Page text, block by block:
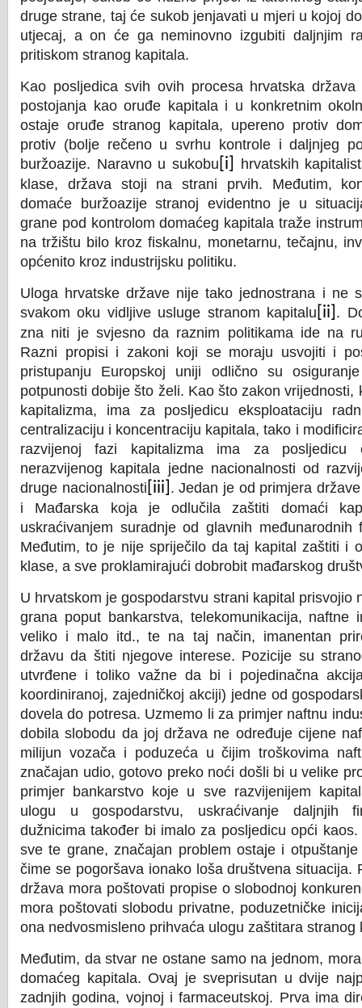
druge strane, taj će sukob jenjavati u mjeri u kojoj
utjecaj, a on će ga neminovno izgubiti daljnjim
pritiskom stranog kapitala.
Kao posljedica svih ovih procesa hrvatska
postojanja kao oruđe kapitala i u konkretnim
ostaje oruđe stranog kapitala, upereno protiv
protiv (bolje rečeno u svrhu kontrole i daljnjeg
buržoazije. Naravno u sukobu [i]
hrvatskih
klase, država stoji na strani prvih. Međutim,
domaće buržoazije stranoj evidentno je u
grane pod kontrolom domaćeg kapitala traže
na tržištu bilo kroz fiskalnu, monetarnu, tečajnu,
općenito kroz industrijsku politiku.
Uloga hrvatske države nije tako jednostrana i ne
svakom oku vidljive usluge stranom kapitalu [ii] .
zna niti je svjesno da raznim politikama ide na
Razni propisi i zakoni koji se moraju usvojiti i
pristupanju Europskoj uniji odlično su
potpunosti dobije što želi. Kao što zakon vrijednosti,
kapitalizma, ima za posljedicu eksploataciju
centralizaciju i koncentraciju kapitala, tako i
razvijenoj fazi kapitalizma ima za posljedicu
nerazvijenog kapitala jedne nacionalnosti od
druge nacionalnosti [iii] . Jedan je od primjera
i Mađarska koja je odlučila zaštiti domaći
uskraćivanjem suradnje od glavnih međunarodnih
Međutim, to je nije spriječilo da taj kapital zaštiti i
klase, a sve proklamirajući dobrobit mađarskog
U hrvatskom je gospodarstvu strani kapital prisvojio
grana poput bankarstva, telekomunikacija, naftne
veliko i malo itd., te na taj način, imanentan
državu da štiti njegove interese. Pozicije su
utvrđene i toliko važne da bi i pojedinačna
koordiniranoj, zajedničkoj akciji) jedne od
dovela do potresa. Uzmemo li za primjer naftnu
dobila slobodu da joj država ne određuje cijene
milijun vozača i poduzeća u čijim troškovima
značajan udio, gotovo preko noći došli bi u velike
primjer bankarstvo koje u sve razvijenijem
ulogu u gospodarstvu, uskraćivanje daljnjih
dužnicima također bi imalo za posljedicu opći
sve te grane, značajan problem ostaje i
čime se pogoršava ionako loša društvena situacija.
država mora poštovati propise o slobodnoj
mora poštovati slobodu privatne, poduzetničke
ona nedvosmisleno prihvaća ulogu zaštitara stranog
Međutim, da stvar ne ostane samo na jednom,
domaćeg kapitala. Ovaj je sveprisutan u dvije
zadnjih godina, vojnoj i farmaceutskoj. Prva ima